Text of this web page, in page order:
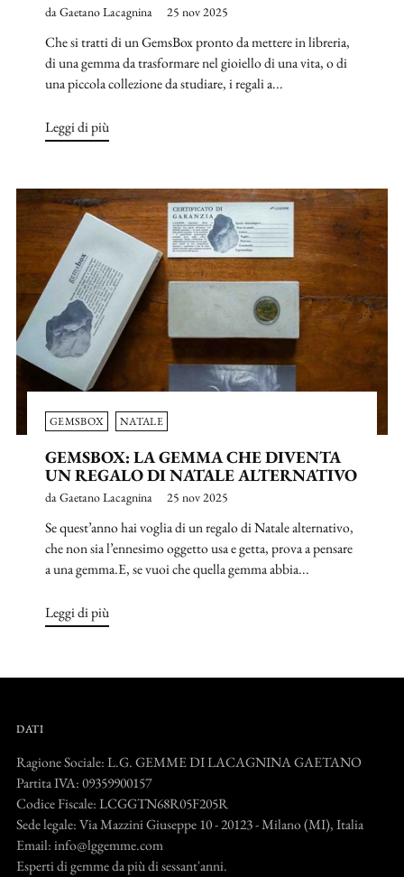
da Gaetano Lacagnina 25 nov 2025
Che si tratti di un GemsBox pronto da mettere in libreria,
di una gemma da trasformare nel gioiello di una vita, o di
una piccola collezione da studiare, i regali a...
Leggi di più
GEMSBOX NATALE
GEMSBOX: LA GEMMA CHE DIVENTA
UN REGALO DI NATALE ALTERNATIVO
da Gaetano Lacagnina 25 nov 2025
Se quest’anno hai voglia di un regalo di Natale alternativo,
che non sia l’ennesimo oggetto usa e getta, prova a pensare
a una gemma.E, se vuoi che quella gemma abbia...
Leggi di più
DATI
Ragione Sociale: L.G. GEMME DI LACAGNINA GAETANO
Partita IVA: 09359900157
Codice Fiscale: LCGGTN68R05F205R
Sede legale: Via Mazzini Giuseppe 10 - 20123 - Milano (MI), Italia
Email: info@lggemme.com
Esperti di gemme da più di sessant'anni.